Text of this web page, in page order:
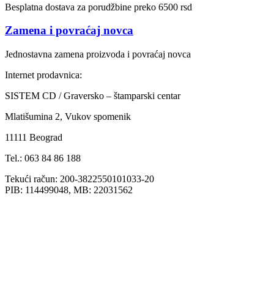
Besplatna dostava za porudžbine preko 6500 rsd
Zamena i povraćaj novca
Jednostavna zamena proizvoda i povraćaj novca
Internet prodavnica:
SISTEM CD / Graversko – štamparski centar
Mlatišumina 2, Vukov spomenik
11111 Beograd
Tel.: 063 84 86 188
Tekući račun: 200-3822550101033-20
PIB: 114499048, MB: 22031562